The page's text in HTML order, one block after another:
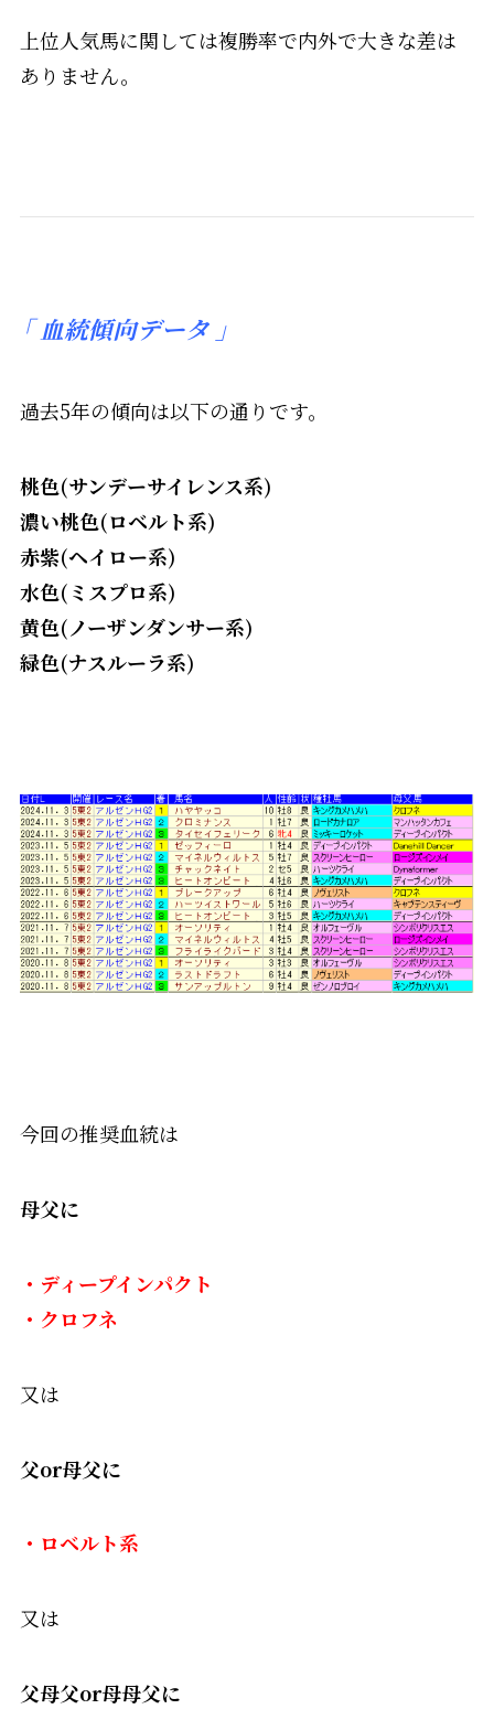
上位人気馬に関しては複勝率で内外で大きな差は
ありません。
「血統傾向データ 」
過去5年の傾向は以下の通りです。
桃色(サンデーサイレンス系)
濃い桃色(ロベルト系)
赤紫(ヘイロー系)
水色(ミスプロ系)
黄色(ノーザンダンサー系)
緑色(ナスルーラ系)
今回の推奨血統は
母父に
・ディープインパクト
・クロフネ
又は
父or母父に
・ロベルト系
又は
父母父or母母父に